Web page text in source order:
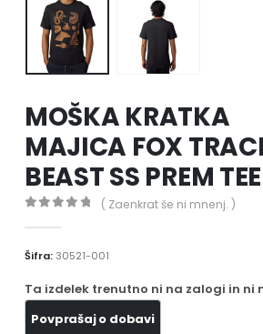
MOŠKA KRATKA
MAJICA FOX
BEAST SS PREM TEE
( Zaenkrat še ni mnenj. )
Šifra:30521-001
Ta izdelek trenutno ni na zalogi in ni